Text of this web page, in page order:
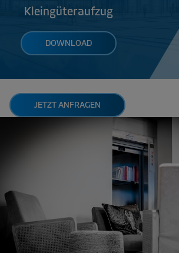
Kleingüteraufzug
DOWNLOAD
JETZT ANFRAGEN